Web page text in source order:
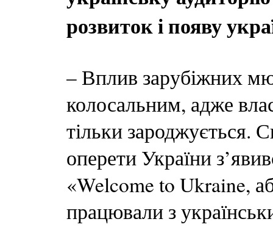
розвиток і появу
– Вплив зарубіжних
колосальним, адже
тільки зароджується.
оперети України
«Welcome to Ukraine,
працювали з